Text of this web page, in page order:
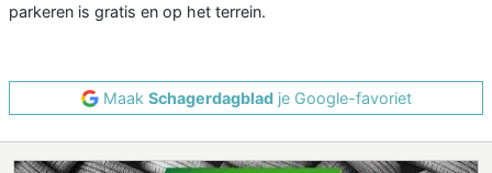
parkeren is gratis en op het terrein.
Maak Schagerdagbladje Google-favoriet